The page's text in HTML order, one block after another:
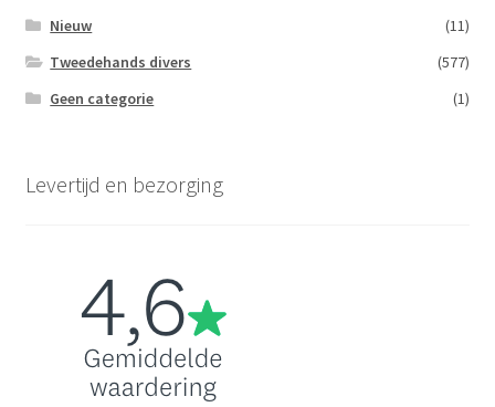
Nieuw
(11)
Tweedehands divers
(577)
Geen categorie
(1)
Levertijd en bezorging